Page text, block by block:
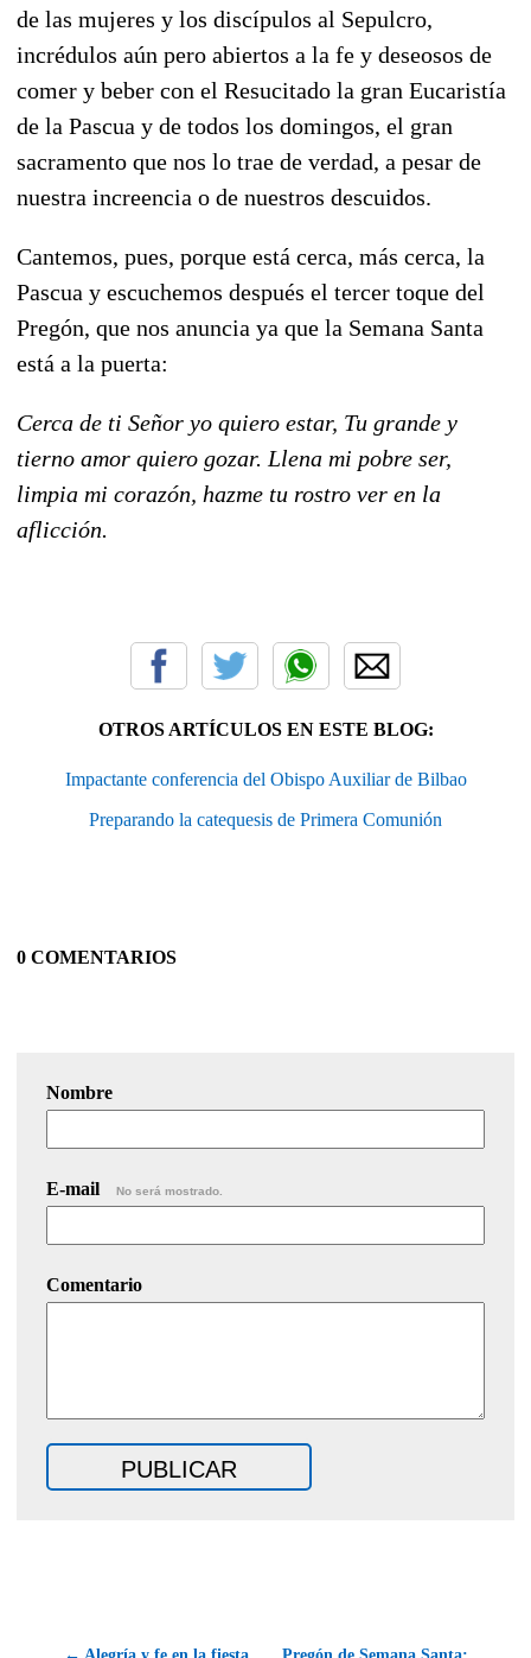
de las mujeres y los discípulos al Sepulcro,
incrédulos aún pero abiertos a la fe y deseosos de
comer y beber con el Resucitado la gran Eucaristía
de la Pascua y de todos los domingos, el gran
sacramento que nos lo trae de verdad, a pesar de
nuestra increencia o de nuestros descuidos.
Cantemos, pues, porque está cerca, más cerca, la
Pascua y escuchemos después el tercer toque del
Pregón, que nos anuncia ya que la Semana Santa
está a la puerta:
Cerca de ti Señor yo quiero estar, Tu grande y
tierno amor quiero gozar. Llena mi pobre ser,
limpia mi corazón, hazme tu rostro ver en la
aflicción.
OTROS ARTÍCULOS EN ESTE BLOG:
Impactante conferencia del Obispo Auxiliar de Bilbao
Preparando la catequesis de Primera Comunión
0 COMENTARIOS
Nombre
E-mail No será mostrado.
Comentario